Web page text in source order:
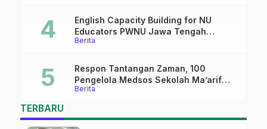
Berita
English Capacity Building for NU
Educators PWNU Jawa Tengah
Batch#4; Membuka Jalan Menuju
Berita
Respon Tantangan Zaman, 100
Pengelola Medsos Sekolah Ma’arif
Pekalongan Ikuti Pelatihan Literasi
TERBARU